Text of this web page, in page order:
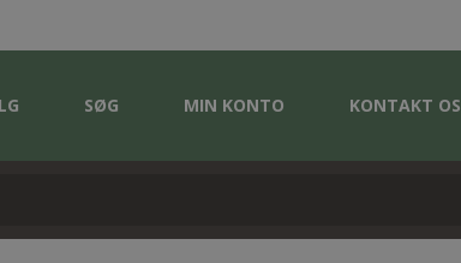
SØG MIN KONTO KONTAKT OS